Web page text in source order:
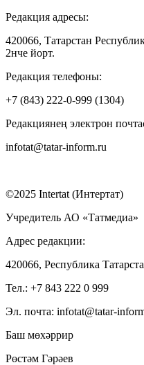
Редакция адресы:
420066, Татарстан
2нче йорт.
Редакция телефоны:
+7 (843) 222-0-999 (1304)
Редакциянең электрон
infotat@tatar-inform.ru
©2025 Intertat (Интертат)
Учредитель АО «Татмедиа»
Адрес редакции:
420066, Республика
Тел.: +7 843 222 0 999
Эл. почта: infotat@tatar-
Баш мөхәррир
Рөстәм Гәрәев